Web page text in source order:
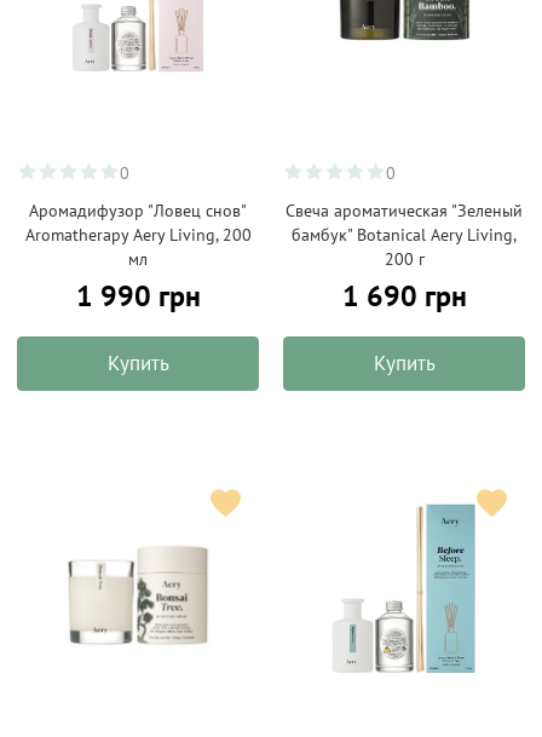
0
Аромадифузор "Ловец снов"
Aromatherapy Aery Living, 200
мл
1 990 грн
Купить
0
Свеча ароматическая "Зеленый
бамбук" Botanical Aery Living,
200 г
1 690 грн
Купить